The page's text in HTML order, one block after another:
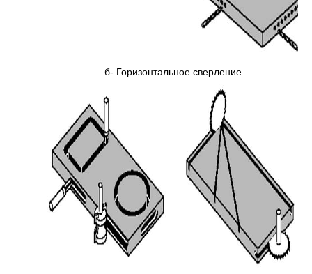
б- Горизонтальное сверление